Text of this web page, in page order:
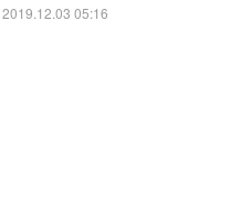
2019.12.03 05:16